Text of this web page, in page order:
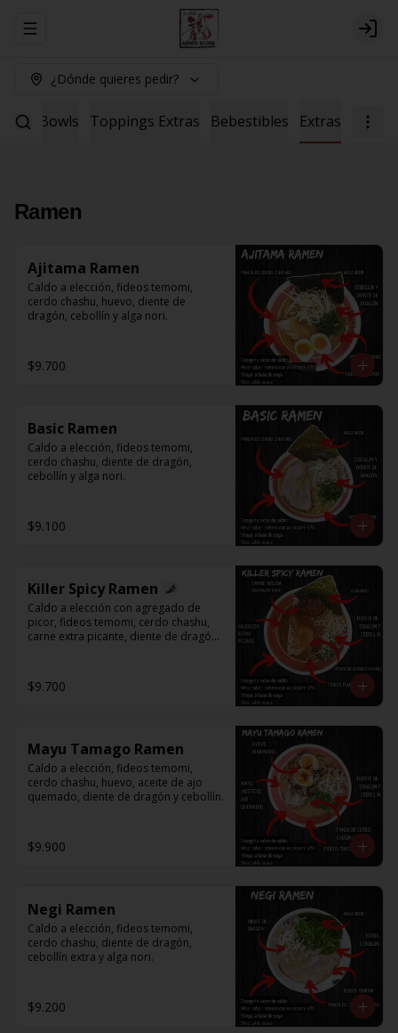
Abrir menu de navegación Login
¿Dónde quieres pedir?
Bowls Toppings Extras Bebestibles Extras
Ramen
Ajitama Ramen
Caldo a elección, fideos temomi,
cerdo chashu, huevo, diente de
dragón, cebollín y alga nori.
$9.700
Basic Ramen
Caldo a elección, fideos temomi,
cerdo chashu, diente de dragón,
cebollín y alga nori.
$9.100
Killer Spicy Ramen
Caldo a elección con agregado de
picor, fideos temomi, cerdo chashu,
carne extra picante, diente de dragón,
$9.700
Mayu Tamago Ramen
Caldo a elección, fideos temomi,
cerdo chashu, huevo, aceite de ajo
quemado, diente de dragón y cebollín.
$9.900
Negi Ramen
Caldo a elección, fideos temomi,
cerdo chashu, diente de dragón,
cebollín extra y alga nori.
$9.200